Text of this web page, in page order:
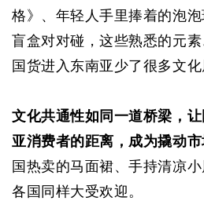
格》、年轻人手里捧着的泡泡
盲盒对对碰，这些熟悉的元
国货进入东南亚少了很多文化
文化共通性如同一道桥梁，
亚消费者的距离，成为撬动市
国热卖的马面裙、手持清凉
各国同样大受欢迎。